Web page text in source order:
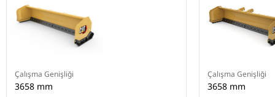
Çalışma Genişliği
3658 mm
Çalışma Genişliği
3658 mm